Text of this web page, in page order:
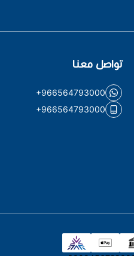
تواصل معنا
+966564793000
+966564793000